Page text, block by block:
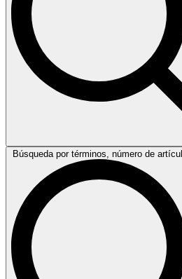
Búsqueda por términos, número de